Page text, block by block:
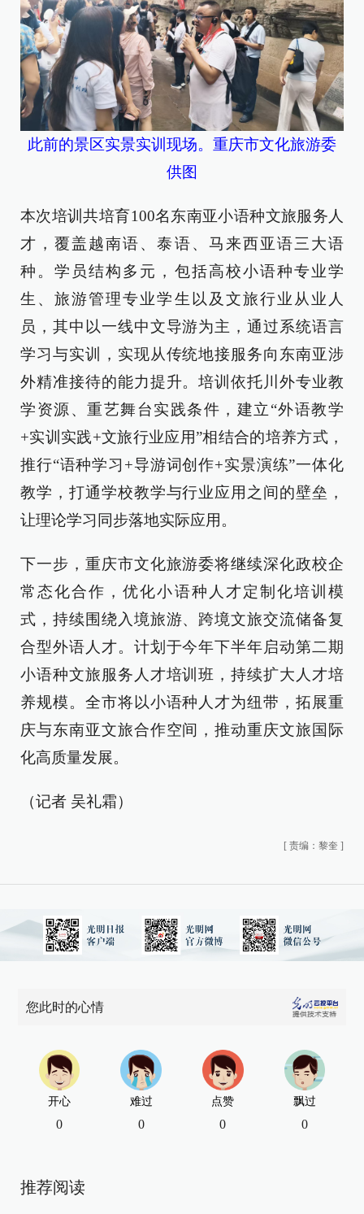
此前的景区实景实训现场。重庆市文化旅游委
供图
本次培训共培育100名东南亚小语种文旅服务人
才，覆盖越南语、泰语、马来西亚语三大语
种。学员结构多元，包括高校小语种专业学
生、旅游管理专业学生以及文旅行业从业人
员，其中以一线中文导游为主，通过系统语言
学习与实训，实现从传统地接服务向东南亚涉
外精准接待的能力提升。培训依托川外专业教
学资源、重艺舞台实践条件，建立“外语教学
+实训实践+文旅行业应用”相结合的培养方式，
推行“语种学习+导游词创作+实景演练”一体化
教学，打通学校教学与行业应用之间的壁垒，
让理论学习同步落地实际应用。
下一步，重庆市文化旅游委将继续深化政校企
常态化合作，优化小语种人才定制化培训模
式，持续围绕入境旅游、跨境文旅交流储备复
合型外语人才。计划于今年下半年启动第二期
小语种文旅服务人才培训班，持续扩大人才培
养规模。全市将以小语种人才为纽带，拓展重
庆与东南亚文旅合作空间，推动重庆文旅国际
化高质量发展。
（记者 吴礼霜）
[ 责编：黎奎 ]
您此时的心情
开心
0
难过
0
点赞
0
飘过
0
推荐阅读